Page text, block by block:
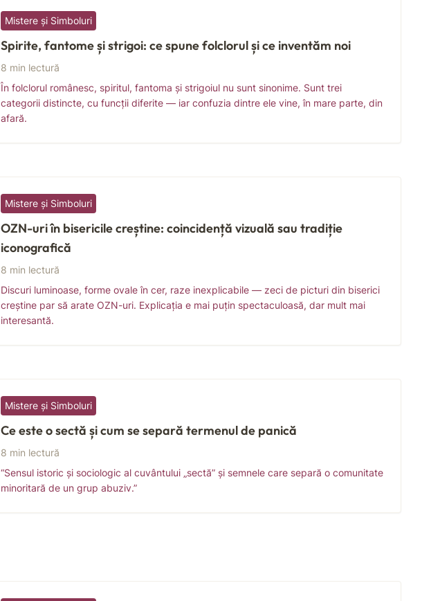
Mistere și Simboluri
Spirite, fantome și strigoi: ce spune folclorul și ce inventăm noi
8 min lectură
În folclorul românesc, spiritul, fantoma și strigoiul nu sunt sinonime. Sunt trei
categorii distincte, cu funcții diferite — iar confuzia dintre ele vine, în mare parte, din
afară.
Mistere și Simboluri
OZN-uri în bisericile creștine: coincidență vizuală sau tradiție
iconografică
8 min lectură
Discuri luminoase, forme ovale în cer, raze inexplicabile — zeci de picturi din biserici
creștine par să arate OZN-uri. Explicația e mai puțin spectaculoasă, dar mult mai
interesantă.
Mistere și Simboluri
Ce este o sectă și cum se separă termenul de panică
8 min lectură
“Sensul istoric și sociologic al cuvântului „sectă” și semnele care separă o comunitate
minoritară de un grup abuziv.”